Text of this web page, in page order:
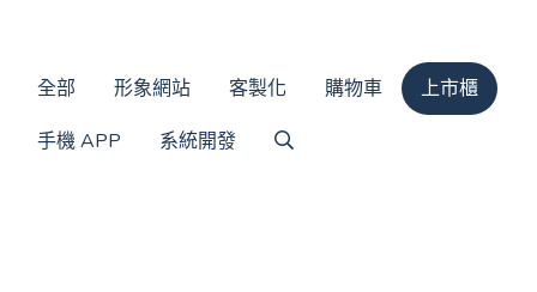
全部 形象網站 客製化 購物車
上市櫃
手機 APP
系統開發